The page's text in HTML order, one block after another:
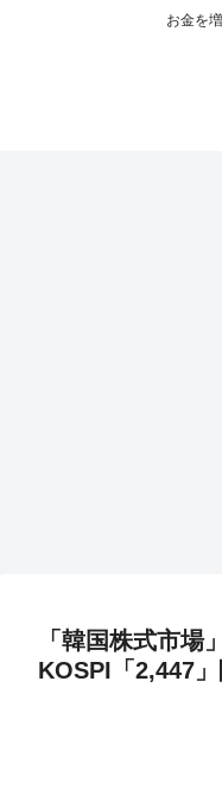
お金を
「韓国株式市場
KOSPI「2,447」